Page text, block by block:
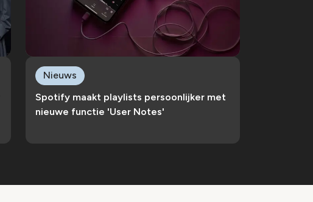
Spotify maakt playlists persoonlijker met
nieuwe functie 'User Notes'
Nieuws